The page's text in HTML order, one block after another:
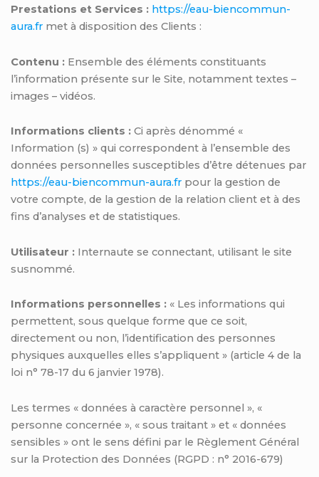
Prestations et Services : https://eau-biencommun-
aura.fr met à disposition des Clients :
Contenu : Ensemble des éléments constituants
l’information présente sur le Site, notamment textes –
images – vidéos.
Informations clients : Ci après dénommé «
Information (s) » qui correspondent à l’ensemble des
données personnelles susceptibles d’être détenues par
https://eau-biencommun-aura.fr pour la gestion de
votre compte, de la gestion de la relation client et à des
fins d’analyses et de statistiques.
Utilisateur : Internaute se connectant, utilisant le site
susnommé.
Informations personnelles : « Les informations qui
permettent, sous quelque forme que ce soit,
directement ou non, l’identification des personnes
physiques auxquelles elles s’appliquent » (article 4 de la
loi n° 78-17 du 6 janvier 1978).
Les termes « données à caractère personnel », «
personne concernée », « sous traitant » et « données
sensibles » ont le sens défini par le Règlement Général
sur la Protection des Données (RGPD : n° 2016-679)